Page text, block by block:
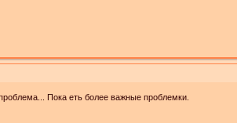
Пока еть более важные проблемки.